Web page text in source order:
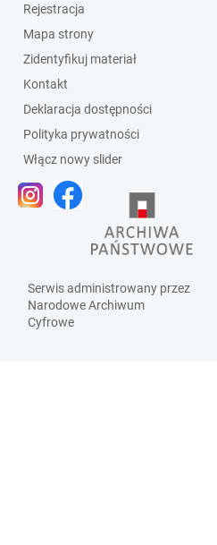
Rejestracja
Mapa strony
Zidentyfikuj materiał
Kontakt
Deklaracja dostępności
Polityka prywatności
Włącz nowy slider
Serwis administrowany przez
Narodowe Archiwum
Cyfrowe